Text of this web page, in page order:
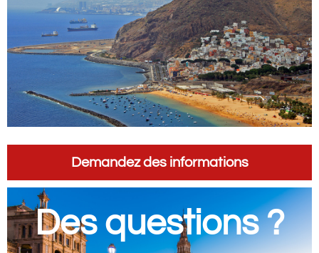
Demandez des informations
Des questions ?